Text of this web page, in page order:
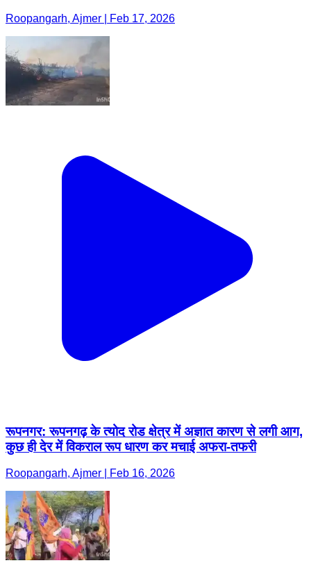
Roopangarh, Ajmer | Feb 17, 2026
रूपनगर: रूपनगढ़ के त्योद रोड क्षेत्र में अज्ञात कारण से लगी आग,
कुछ ही देर में विकराल रूप धारण कर मचाई अफरा-तफरी
Roopangarh, Ajmer | Feb 16, 2026